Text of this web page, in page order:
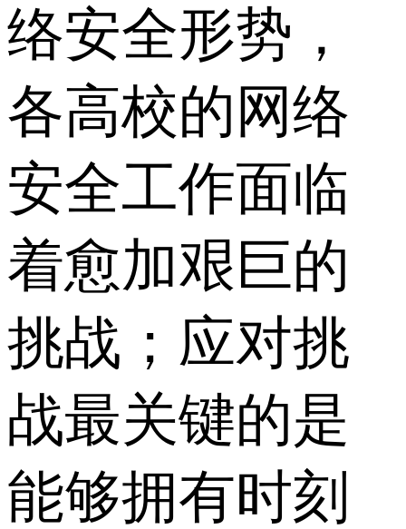
络安全形势，
各高校的网络
安全工作面临
着愈加艰巨的
挑战；应对挑
战最关键的是
能够拥有时刻